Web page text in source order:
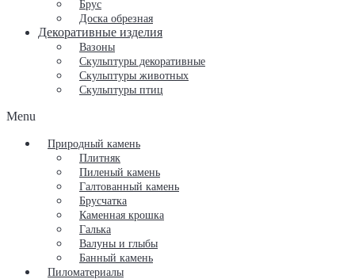
Брус
Доска обрезная
Декоративные изделия
Вазоны
Скульптуры декоративные
Скульптуры животных
Скульптуры птиц
Menu
Природный камень
Плитняк
Пиленый камень
Галтованный камень
Брусчатка
Каменная крошка
Галька
Валуны и глыбы
Банный камень
Пиломатериалы